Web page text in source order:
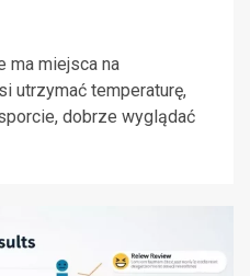
ma miejsca na
utrzymać temperaturę,
dobrze wyglądać